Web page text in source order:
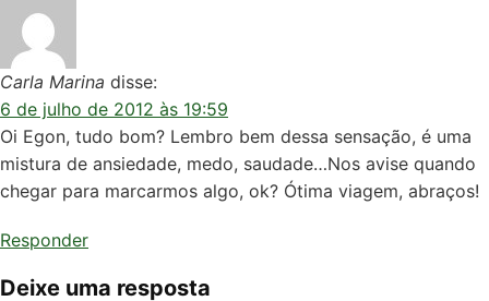
Carla Marina disse:
6 de julho de 2012 às 19:59
Oi Egon, tudo bom? Lembro bem dessa sensação, é uma
mistura de ansiedade, medo, saudade…Nos avise quando
chegar para marcarmos algo, ok? Ótima viagem, abraços!
Responder
Deixe uma resposta